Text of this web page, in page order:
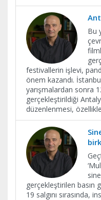
Bu
festivallerin işlevi,
önem kazandı.
yarışmalardan sonra
gerçekleştirildiği
düzenlenmesi,
gerçekleştirilen basın
19 salgını sırasında,